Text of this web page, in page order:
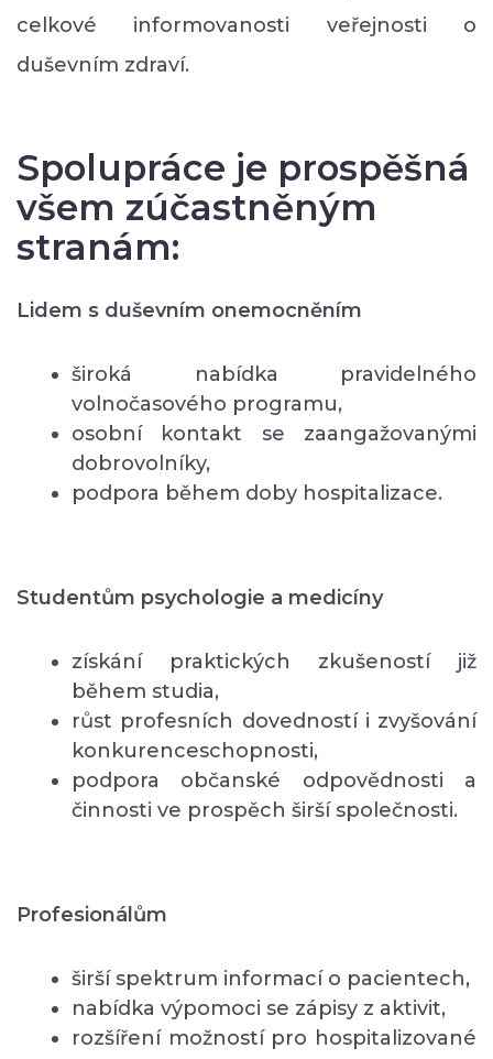
celkové informovanosti veřejnosti o
duševním zdraví.
Spolupráce je prospěšná
všem zúčastněným
stranám:
Lidem s duševním onemocněním
široká nabídka pravidelného
volnočasového programu,
osobní kontakt se zaangažovanými
dobrovolníky,
podpora během doby hospitalizace.
Studentům psychologie a medicíny
získání praktických zkušeností již
během studia,
růst profesních dovedností i zvyšování
konkurenceschopnosti,
podpora občanské odpovědnosti a
činnosti ve prospěch širší společnosti.
Profesionálům
širší spektrum informací o pacientech,
nabídka výpomoci se zápisy z aktivit,
rozšíření možností pro hospitalizované